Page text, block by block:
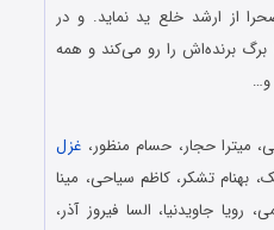
از ارشد خلع ید نماید. و در
برنده‌اش را رو می‌کند و همه
و…
میترا حجار، حسام منظور، غزل
بهنام تشکر، کاظم سیاحی، مینا
جاویدنیا، السا فیروز آذر،